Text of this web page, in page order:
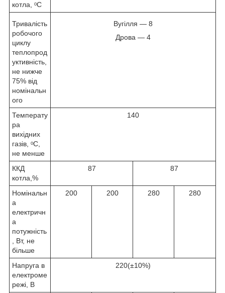
котла, ᵒС
Тривалість
робочого
циклу
теплопрод
уктивність,
не нижче
75% від
номінальн
ого
Вугілля ― 8
Дрова ― 4
Температу
ра
вихідних
газів, ᵒС,
не менше
140
ККД
котла,%
87 87
Номінальн
а
електричн
а
потужність
, Вт, не
більше
200 200 280 280
Напруга в
електроме
режі, В
220(±10%)